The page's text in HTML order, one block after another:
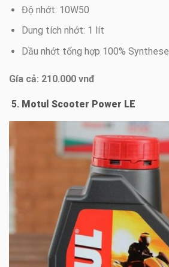
Độ nhớt: 10W50
Dung tích nhớt: 1 lít
Dầu nhớt tổng hợp 100% Synthese
Gía cả: 210.000 vnđ
5. Motul Scooter Power LE